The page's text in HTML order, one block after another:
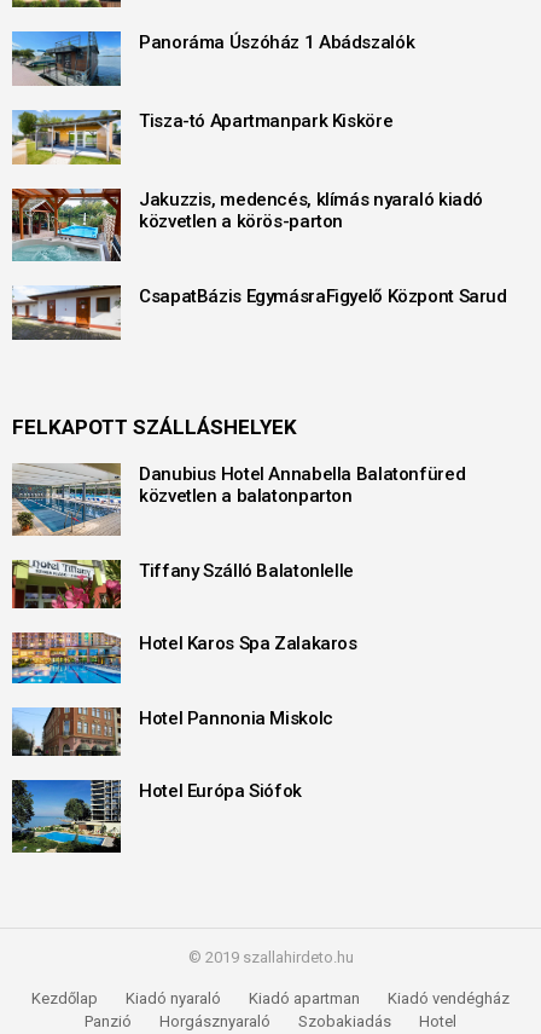
Panoráma Úszóház 1 Abádszalók
Tisza-tó Apartmanpark Kisköre
Jakuzzis, medencés, klímás nyaraló kiadó
közvetlen a körös-parton
CsapatBázis EgymásraFigyelő Központ Sarud
FELKAPOTT SZÁLLÁSHELYEK
Danubius Hotel Annabella Balatonfüred
közvetlen a balatonparton
Tiffany Szálló Balatonlelle
Hotel Karos Spa Zalakaros
Hotel Pannonia Miskolc
Hotel Európa Siófok
© 2019 szallahirdeto.hu
Kezdőlap Kiadó nyaraló Kiadó apartman
Kiadó vendégház
Panzió
Horgásznyaraló Szobakiadás Hotel